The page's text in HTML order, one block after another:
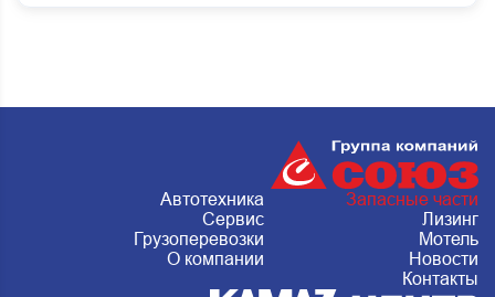
Автотехника
Запасные части
Сервис
Лизинг
Грузоперевозки
Мотель
О компании
Новости
Контакты